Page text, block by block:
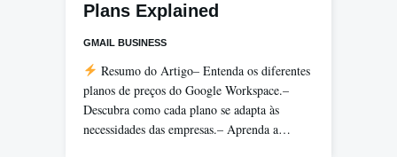
Plans Explained
GMAIL BUSINESS
Resumo do Artigo– Entenda os diferentes
planos de preços do Google Workspace.–
Descubra como cada plano se adapta às
necessidades das empresas.– Aprenda a…